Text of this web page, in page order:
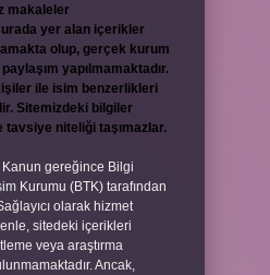
makaleler
yer alan içerikler
olup, gerçek kurum
yapılmamaktadır.
ile isim benzerlikleri
Sitemizdeki bilgiler
niteliği taşımazlar.
Kanun gereğince Bilgi
Kurumu (BTK) tarafından
olarak hizmet
sitedeki içerikleri
veya araştırma
Ancak,